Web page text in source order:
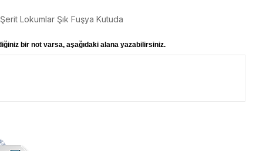
Lokumlar Şık Fuşya Kutuda
bir not varsa, aşağıdaki alana yazabilirsiniz.